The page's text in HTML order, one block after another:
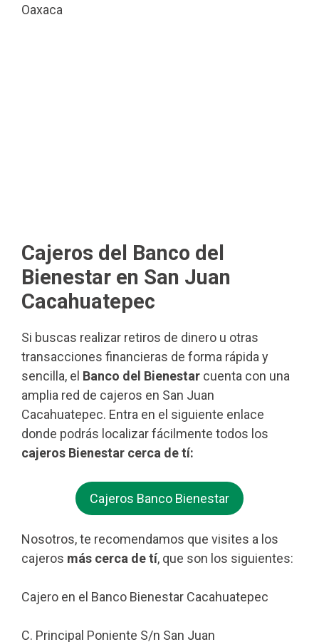
Oaxaca
Cajeros del Banco del
Bienestar en San Juan
Cacahuatepec
Si buscas realizar retiros de dinero u otras
transacciones financieras de forma rápida y
sencilla, el Banco del Bienestar cuenta con una
amplia red de cajeros en San Juan
Cacahuatepec. Entra en el siguiente enlace
donde podrás localizar fácilmente todos los
cajeros Bienestar cerca de tí:
Cajeros Banco Bienestar
Nosotros, te recomendamos que visites a los
cajeros más cerca de tí, que son los siguientes:
Cajero en el Banco Bienestar Cacahuatepec
C. Principal Poniente S/n San Juan